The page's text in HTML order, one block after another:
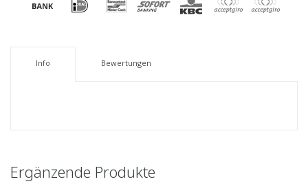
Info Bewertungen
Ergänzende Produkte